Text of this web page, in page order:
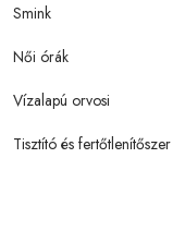
Smink
Női órák
Vízalapú orvosi
Tisztító és fertőtlenítőszer